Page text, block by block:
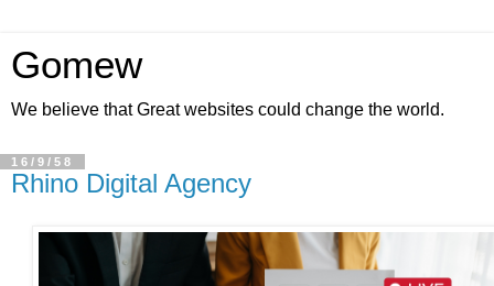
Gomew
We believe that Great websites could change the world.
16/9/58
Rhino Digital Agency